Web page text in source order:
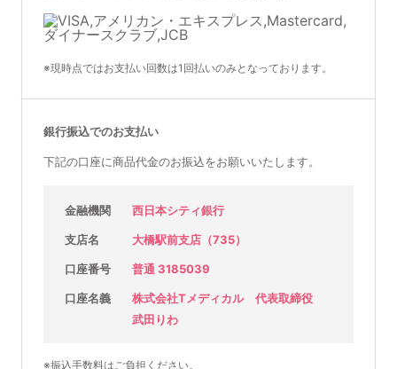
※現時点ではお支払い回数は1回払いのみとなっております。
銀行振込でのお支払い
下記の口座に商品代金のお振込をお願いいたします。
金融機関 西日本シティ銀行
支店名 大橋駅前支店（735）
口座番号 普通 3185039
口座名義
株式会社Tメディカル 代表取締役
武田りわ
※振込手数料はご負担ください。